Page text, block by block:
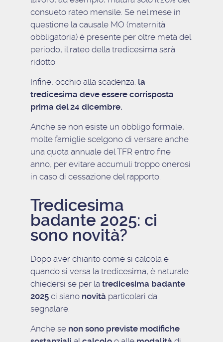
consueto rateo mensile. Se nel mese in
questione la causale MO (maternità
obbligatoria) è presente per oltre metà del
periodo, il rateo della tredicesima sarà
ridotto.
Infine, occhio alla scadenza: la
tredicesima deve essere corrisposta
prima del 24 dicembre.
Anche se non esiste un obbligo formale,
molte famiglie scelgono di versare anche
una quota annuale del TFR entro fine
anno, per evitare accumuli troppo onerosi
in caso di cessazione del rapporto.
Tredicesima
badante 2025: ci
sono novità?
Dopo aver chiarito come si calcola e
quando si versa la tredicesima, è naturale
chiedersi se per latredicesima badante
2025 ci siano novità particolari da
segnalare.
Anche se non sono previste modifiche